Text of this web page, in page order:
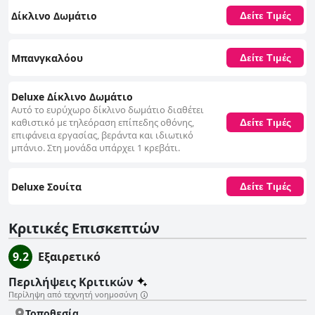
Δίκλινο Δωμάτιο Δείτε Τιμές
Μπανγκαλόου Δείτε Τιμές
Deluxe Δίκλινο Δωμάτιο
Αυτό το ευρύχωρο δίκλινο δωμάτιο διαθέτει
καθιστικό με τηλεόραση επίπεδης οθόνης,
επιφάνεια εργασίας, βεράντα και ιδιωτικό
μπάνιο. Στη μονάδα υπάρχει 1 κρεβάτι.
Δείτε Τιμές
Deluxe Σουίτα Δείτε Τιμές
Κριτικές Επισκεπτών
9.2
Εξαιρετικό
Περιλήψεις Κριτικών
Περίληψη από τεχνητή νοημοσύνη